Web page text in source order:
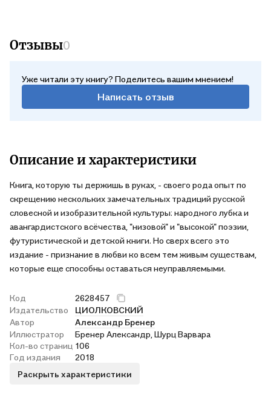
Отзывы0
Уже читали эту книгу? Поделитесь вашим мнением!
Написать отзыв
Описание и характеристики
Книга, которую ты держишь в руках, - своего рода опыт по
скрещению нескольких замечательных традиций русской
словесной и изобразительной культуры: народного лубка и
авангардистского всёчества, "низовой" и "высокой" поэзии,
футуристической и детской книги. Но сверх всего это
издание - признание в любви ко всем тем живым существам,
которые еще способны оставаться неуправляемыми.
Код
2628457
Издательство
ЦИОЛКОВСКИЙ
Автор
Александр Бренер
Иллюстратор
Бренер Александр, Шурц Варвара
Кол-во страниц 106
Год издания
2018
Раскрыть характеристики